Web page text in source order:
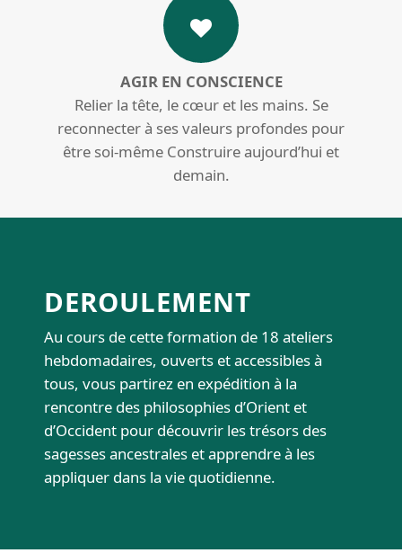
AGIR EN CONSCIENCE
Relier la tête, le cœur et les mains. Se
reconnecter à ses valeurs profondes pour
être soi-même Construire aujourd’hui et
demain.
DEROULEMENT
Au cours de cette formation de 18 ateliers
hebdomadaires, ouverts et accessibles à
tous, vous partirez en expédition à la
rencontre des philosophies d’Orient et
d’Occident pour découvrir les trésors des
sagesses ancestrales et apprendre à les
appliquer dans la vie quotidienne.